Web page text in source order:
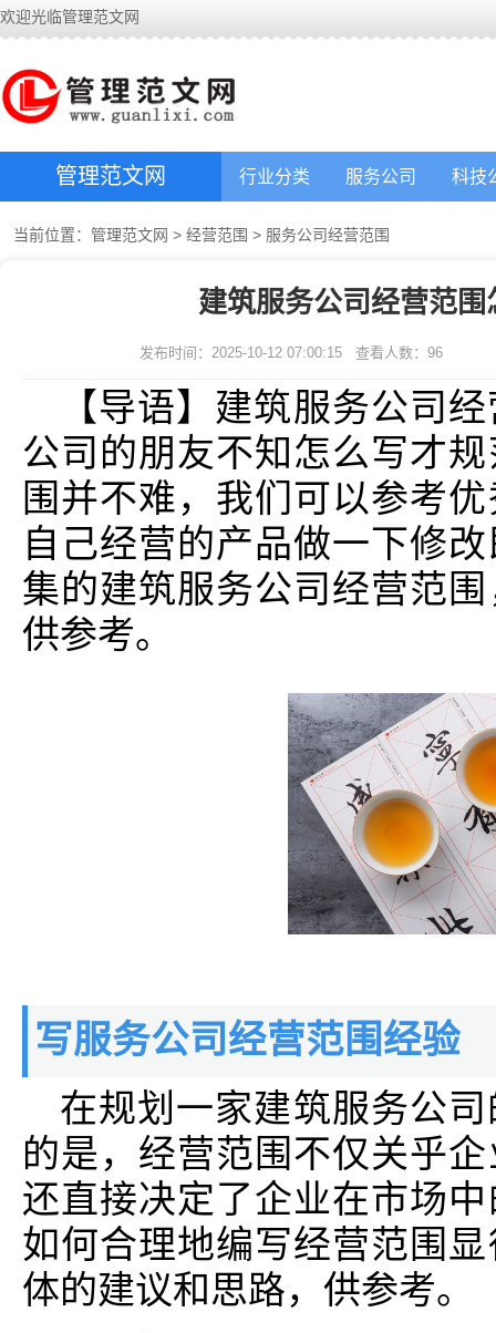
欢迎光临管理范文网
管理范文网 行业分类 服务公司 科技
当前位置： 管理范文网 > 经营范围 > 服务公司经营范围
建筑服务公司经营范
发布时间：2025-10-12 07:00:15 查看人数： 96
【导语】建筑服务公司
公司的朋友不知怎么写才
围并不难，我们可以参考
自己经营的产品做一下修
集的建筑服务公司经营范
供参考。
写服务公司经营范围经验
在规划一家建筑服务公
的是，经营范围不仅关乎
还直接决定了企业在市场
如何合理地编写经营范围
体的建议和思路，供参考。